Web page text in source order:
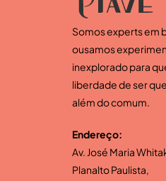
Somos experts em
ousamos
inexplorado para
liberdade de ser
além do comum.
Endereço:
Av. José Maria
Planalto Paulista,